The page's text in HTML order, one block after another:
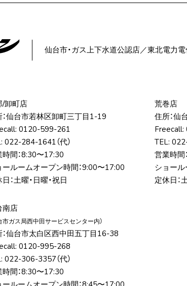
仙台市・ガス上下水道公認店／東北電力
/卸町店
：仙台市若林区卸町三丁⽬1-19
0120-599-261
022-284-1641 （代）
間：8:30〜17:30
ールームオープン時間：9:00〜17:00
：土曜・日曜・祝日
荒巻店
住所：仙
Freecall:
TEL:
営業時間
ショール
定休日：
南店
市ガス局⻄中⽥サービスセンター内）
：仙台市太⽩区⻄中⽥五丁⽬16-38
0120-995-268
022-306-3357 （代）
間：8:30〜17:30